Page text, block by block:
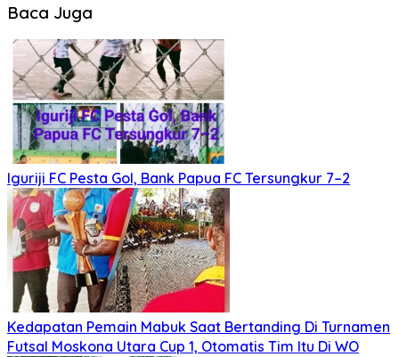
Baca Juga
Iguriji FC Pesta Gol, Bank Papua FC Tersungkur 7–2
Kedapatan Pemain Mabuk Saat Bertanding Di Turnamen
Futsal Moskona Utara Cup 1, Otomatis Tim Itu Di WO